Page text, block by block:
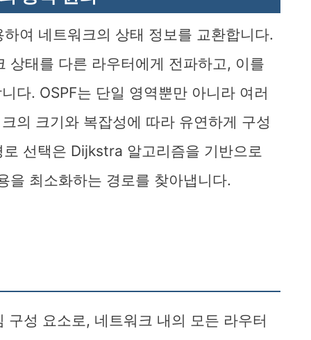
여 네트워크의 상태 정보를 교환합니다.
상태를 다른 라우터에게 전파하고, 이를
다. OSPF는 단일 영역뿐만 아니라 여러
의 크기와 복잡성에 따라 유연하게 구성
선택은 Dijkstra 알고리즘을 기반으로
을 최소화하는 경로를 찾아냅니다.
성 요소로, 네트워크 내의 모든 라우터